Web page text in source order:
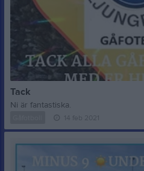
Tack
Ni är fantastiska.